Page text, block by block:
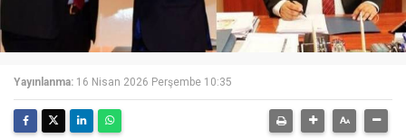
Yayınlanma: 16 Nisan 2026 Perşembe 10:35